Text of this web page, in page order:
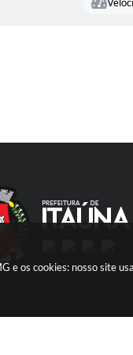
e os cookies: nosso site